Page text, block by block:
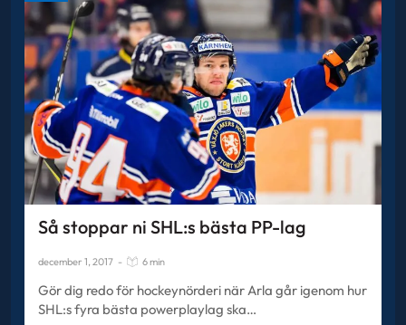
Så stoppar ni SHL:s bästa PP-lag
december 1, 2017 - 6 min
Gör dig redo för hockeynörderi när Arla går igenom hur
SHL:s fyra bästa powerplaylag ska…